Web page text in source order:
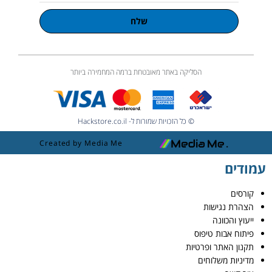
שלח
הסליקה באתר מאובטחת ברמה המחמירה ביותר
© כל הזכויות שמורות ל- Hackstore.co.il
Created by Media Me
עמודים
קורסים
הצהרת נגישות
ייעוץ והכוונה
פיתוח אבות טיפוס
תקנון האתר ופרטיות
מדיניות משלוחים